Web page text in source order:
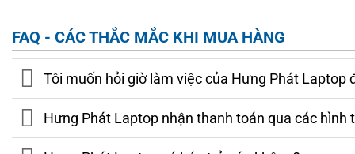
chiếc laptop mỏng nhẹ, bền bỉ để phục vụ công việc và học
MÀN HÌNH CỦA HP ELITEBOOK 840 G8
HP EliteBook 840 G8sở hữumàn hình 14 inch Full HD (1920
FAQ - CÁC THẮC MẮC KHI MUA HÀNG
Tôi muốn hỏi giờ làm việc của Hưng Phát Laptop
Hưng Phát Laptop nhận thanh toán qua các hình